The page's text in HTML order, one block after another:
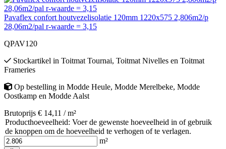
Pavaflex confort houtvezelisolatie 120mm 1220x575 2,806m2/p
28,06m2/pal r-waarde = 3,15
QPAV120
Stockartikel in Toitmat Tournai, Toitmat Nivelles en Toitmat
Frameries
Op bestelling in Modde Heule, Modde Merelbeke, Modde
Oostkamp en Modde Aalst
Brutoprijs € 14,11 / m²
Producthoeveelheid: Voer de gewenste hoeveelheid in of gebruik
de knoppen om de hoeveelheid te verhogen of te verlagen.
m²